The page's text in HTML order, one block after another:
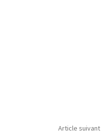
Article suivant